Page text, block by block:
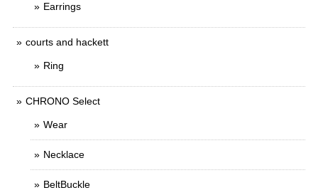
Earrings
courts and hackett
Ring
CHRONO Select
Wear
Necklace
BeltBuckle